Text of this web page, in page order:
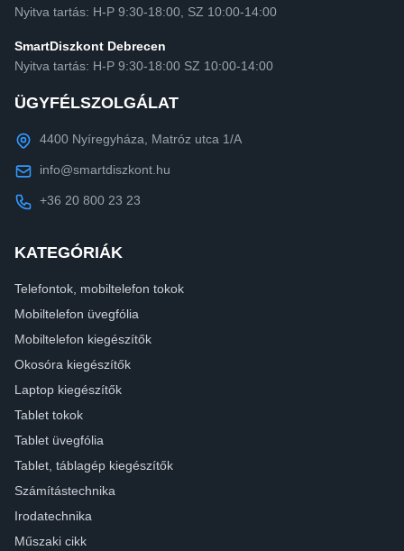
Nyitva tartás: H-P 9:30-18:00, SZ 10:00-14:00
SmartDiszkont Debrecen
Nyitva tartás: H-P 9:30-18:00 SZ 10:00-14:00
ÜGYFÉLSZOLGÁLAT
4400 Nyíregyháza, Matróz utca 1/A
info@smartdiszkont.hu
+36 20 800 23 23
KATEGÓRIÁK
Telefontok, mobiltelefon tokok
Mobiltelefon üvegfólia
Mobiltelefon kiegészítők
Okosóra kiegészítők
Laptop kiegészítők
Tablet tokok
Tablet üvegfólia
Tablet, táblagép kiegészítők
Számítástechnika
Irodatechnika
Műszaki cikk